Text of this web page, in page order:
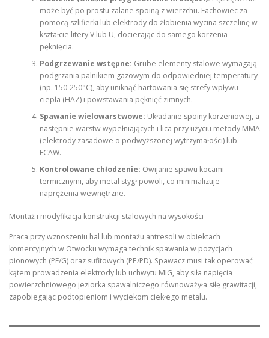
może być po prostu zalane spoiną z wierzchu. Fachowiec za
pomocą szlifierki lub elektrody do żłobienia wycina szczelinę w
kształcie litery V lub U, docierając do samego korzenia
pęknięcia.
Podgrzewanie wstępne: Grube elementy stalowe wymagają
podgrzania palnikiem gazowym do odpowiedniej temperatury
(np. 150-250°C), aby uniknąć hartowania się strefy wpływu
ciepła (HAZ) i powstawania pęknięć zimnych.
Spawanie wielowarstwowe: Układanie spoiny korzeniowej, a
następnie warstw wypełniających i lica przy użyciu metody MMA
(elektrody zasadowe o podwyższonej wytrzymałości) lub
FCAW.
Kontrolowane chłodzenie: Owijanie spawu kocami
termicznymi, aby metal stygł powoli, co minimalizuje
naprężenia wewnętrzne.
Montaż i modyfikacja konstrukcji stalowych na wysokości
Praca przy wznoszeniu hal lub montażu antresoli w obiektach
komercyjnych w Otwocku wymaga technik spawania w pozycjach
pionowych (PF/G) oraz sufitowych (PE/PD). Spawacz musi tak operować
kątem prowadzenia elektrody lub uchwytu MIG, aby siła napięcia
powierzchniowego jeziorka spawalniczego równoważyła siłę grawitacji,
zapobiegając podtopieniom i wyciekom ciekłego metalu.